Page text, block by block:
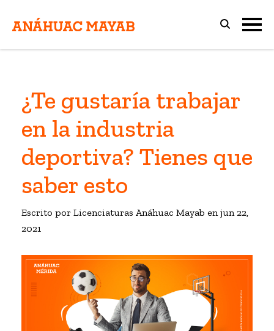
¿Te gustaría trabajar
en la industria
deportiva? Tienes que
saber esto
Escrito por Licenciaturas Anáhuac Mayab enjun 22,
2021